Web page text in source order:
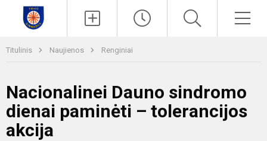
Titulinis Naujienos Renginiai
Nacionalinei Dauno sindromo
dienai paminėti – tolerancijos
akcija